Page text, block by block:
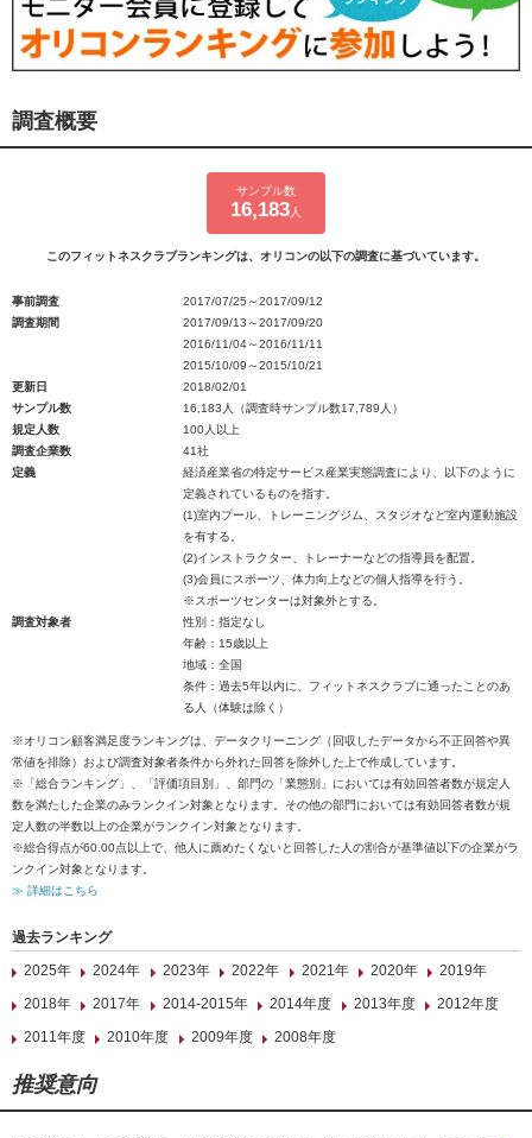
調査概要
サンプル数
16,183 人
このフィットネスクラブランキングは、オリコンの以下の調査に基づいています。
事前調査
2017/07/25～2017/09/12
調査期間
2017/09/13～2017/09/20
2016/11/04～2016/11/11
2015/10/09～2015/10/21
更新日
2018/02/01
サンプル数
16,183人（調査時サンプル数17,789人）
規定人数
100人以上
調査企業数
41社
定義
経済産業省の特定サービス産業実態調査により、以下のように
定義されているものを指す。
(1)室内プール、トレーニングジム、スタジオなど室内運動施設
を有する。
(2)インストラクター、トレーナーなどの指導員を配置。
(3)会員にスポーツ、体力向上などの個人指導を行う。
※スポーツセンターは対象外とする。
調査対象者
性別：指定なし
年齢：15歳以上
地域：全国
条件：過去5年以内に、フィットネスクラブに通ったことのあ
る人（体験は除く）
※オリコン顧客満足度ランキングは、データクリーニング（回収したデータから不正回答や異
常値を排除）および調査対象者条件から外れた回答を除外した上で作成しています。
※「総合ランキング」、「評価項目別」、部門の「業態別」においては有効回答者数が規定人
数を満たした企業のみランクイン対象となります。その他の部門においては有効回答者数が規
定人数の半数以上の企業がランクイン対象となります。
※総合得点が60.00点以上で、他人に薦めたくないと回答した人の割合が基準値以下の企業がラ
ンクイン対象となります。
≫ 詳細はこちら
過去ランキング
2025年
2024年 2023年 2022年 2021年 2020年
2019年
2018年
2017年 2014-2015年 2014年度 2013年度
2012年度
2011年度
2010年度 2009年度 2008年度
推奨意向